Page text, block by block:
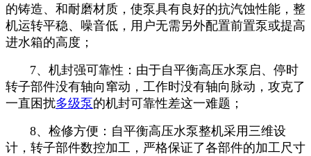
的铸造、和耐磨材质，使泵具有良好的抗汽蚀性能，整
机运转平稳、噪音低，用户无需另外配置前置泵或提高
进水箱的高度；
7、机封强可靠性：由于自平衡高压水泵启、停时
转子部件没有轴向窜动，工作时没有轴向脉动，攻克了
一直困扰多级泵的机封可靠性差这一难题；
8、检修方便：自平衡高压水泵整机采用三维设
计，转子部件数控加工，严格保证了各部件的加工尺寸